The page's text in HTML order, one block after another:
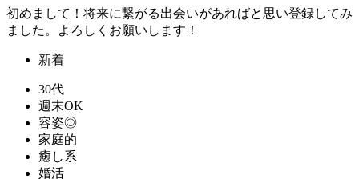
初めまして！将来に繋がる出会いがあればと思い登録してみ
ました。よろしくお願いします！
新着
30代
週末OK
容姿◎
家庭的
癒し系
婚活